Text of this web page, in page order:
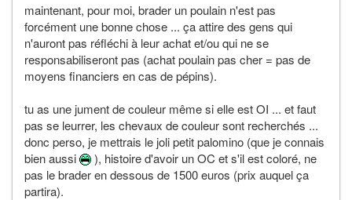
maintenant, pour moi, brader un poulain n'est pas
forcément une bonne chose ... ça attire des gens qui
n'auront pas réfléchi à leur achat et/ou qui ne se
responsabiliseront pas (achat poulain pas cher = pas de
moyens financiers en cas de pépins).
tu as une jument de couleur même si elle est OI ... et faut
pas se leurrer, les chevaux de couleur sont recherchés ...
donc perso, je mettrais le joli petit palomino (que je connais
bien aussi
), histoire d'avoir un OC et s'il est coloré, ne
pas le brader en dessous de 1500 euros (prix auquel ça
partira).